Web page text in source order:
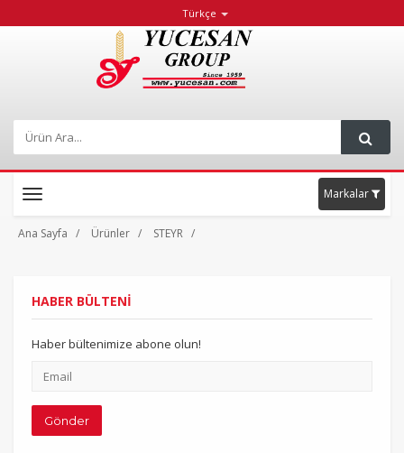
Türkçe
Toggle
Markalar
Ana Sayfa Ürünler STEYR
HABER BÜLTENİ
Haber bültenimize abone olun!
adresiniz
Gönder